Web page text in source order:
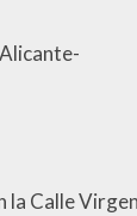
la Calle Virgen